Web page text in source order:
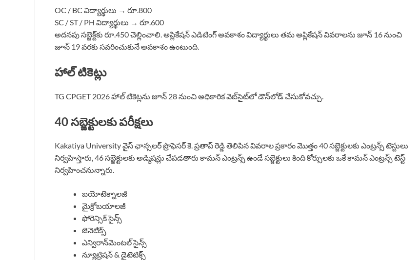
OC / BC విద్యార్థులు → రూ.800
SC / ST / PH విద్యార్థులు → రూ.600
అదనపు సబ్జెక్ట్‌కు రూ.450 చెల్లించాలి. అప్లికేషన్ ఎడిటింగ్ అవకాశం విద్యార్థులు తమ అప్లికేషన్ వివరాలను జూన్ 16 నుంచి
జూన్ 19 వరకు సవరించుకునే అవకాశం ఉంటుంది.
హాల్ టికెట్లు
TG CPGET 2026 హాల్ టికెట్లను జూన్ 28 నుంచి అధికారిక వెబ్‌సైట్‌లో డౌన్‌లోడ్ చేసుకోవచ్చు.
40 సబ్జెక్టులకు పరీక్షలు
Kakatiya University వైస్ ఛాన్సలర్ ప్రొఫెసర్ కె. ప్రతాప్ రెడ్డి తెలిపిన వివరాల ప్రకారం మొత్తం 40 సబ్జెక్టులకు ఎంట్రన్స్ టెస్టులు
నిర్వహిస్తారు, 46 సబ్జెక్టులకు అడ్మిషన్లు చేపడతారు కామన్ ఎంట్రన్స్ ఉండే సబ్జెక్టులు కింది కోర్సులకు ఒకే కామన్ ఎంట్రన్స్ టెస్ట్
నిర్వహించనున్నారు.
బయోటెక్నాలజీ
మైక్రోబయాలజీ
ఫోరెన్సిక్ సైన్స్
జెనెటిక్స్
ఎన్విరాన్‌మెంటల్ సైన్స్
న్యూట్రిషన్ & డైటెటిక్స్